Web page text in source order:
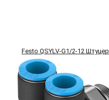
Festo QSYLV-G1/2-12 Штуцер